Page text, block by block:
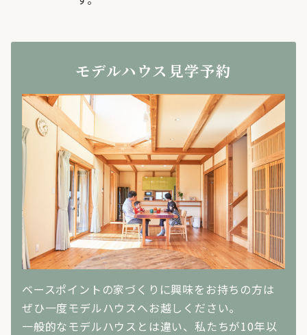
モデルハウス見学予約
ベースポイントの家づくりに興味をお持ちの方は
ぜひ一度モデルハウスへお越しください。
一般的なモデルハウスとは違い、私たちが10年以